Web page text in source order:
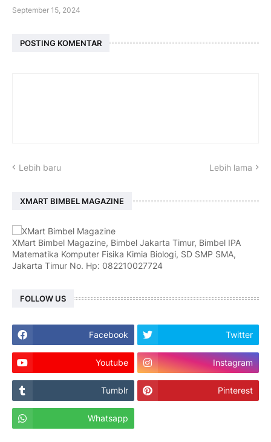
September 15, 2024
POSTING KOMENTAR
Lebih baru Lebih lama
XMART BIMBEL MAGAZINE
XMart Bimbel Magazine, Bimbel Jakarta Timur, Bimbel IPA
Matematika Komputer Fisika Kimia Biologi, SD SMP SMA,
Jakarta Timur No. Hp: 082210027724
FOLLOW US
Facebook Twitter
Youtube Instagram
Tumblr Pinterest
Whatsapp